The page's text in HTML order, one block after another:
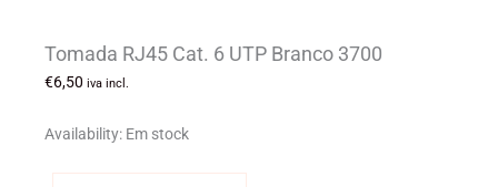
Tomada RJ45 Cat. 6 UTP Branco 3700
€6,50 iva incl.
Availability: Em stock